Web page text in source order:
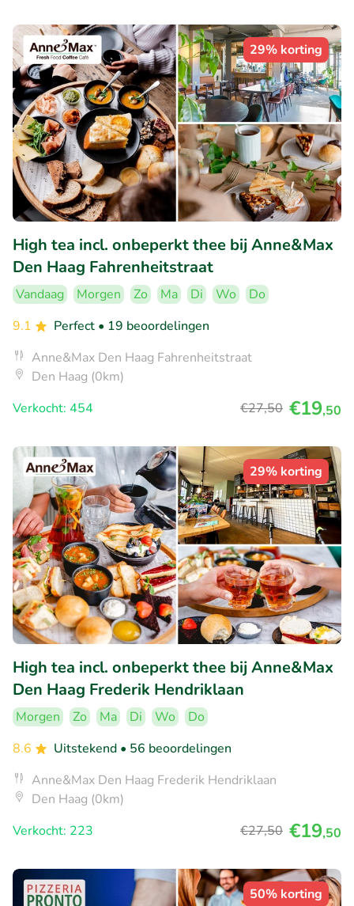
29% korting
High tea incl. onbeperkt thee bij Anne&Max
Den Haag Fahrenheitstraat
Vandaag Morgen Zo Ma Di Wo
Do
9.1
Perfect • 19 beoordelingen
Anne&Max Den Haag Fahrenheitstraat
Den Haag (0km)
Verkocht: 454
€27,50 €19,50
29% korting
High tea incl. onbeperkt thee bij Anne&Max
Den Haag Frederik Hendriklaan
Morgen Zo Ma Di Wo
Do
8.6
Uitstekend • 56 beoordelingen
Anne&Max Den Haag Frederik Hendriklaan
Den Haag (0km)
Verkocht: 223
€27,50 €19,50
50% korting